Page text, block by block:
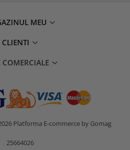
MEU
CLIENTI
COMERCIALE
Platforma E-commerce by Gomag
25664026